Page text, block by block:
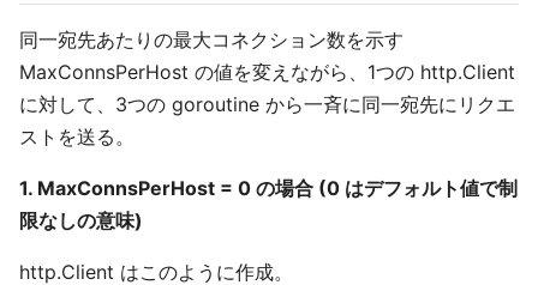
同一宛先あたりの最大コネクション数を示す
MaxConnsPerHost の値を変えながら、1つの http.Client
に対して、3つの goroutine から一斉に同一宛先にリクエ
ストを送る。
1. MaxConnsPerHost = 0 の場合 (0 はデフォルト値で制
限なしの意味)
http.Client はこのように作成。